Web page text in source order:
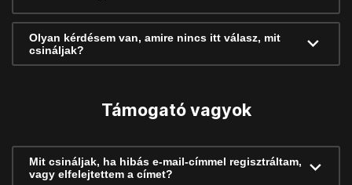
Olyan kérdésem van, amire nincs itt válasz, mit
csináljak?
Támogató vagyok
Mit csináljak, ha hibás e-mail-címmel regisztráltam,
vagy elfelejtettem a címet?